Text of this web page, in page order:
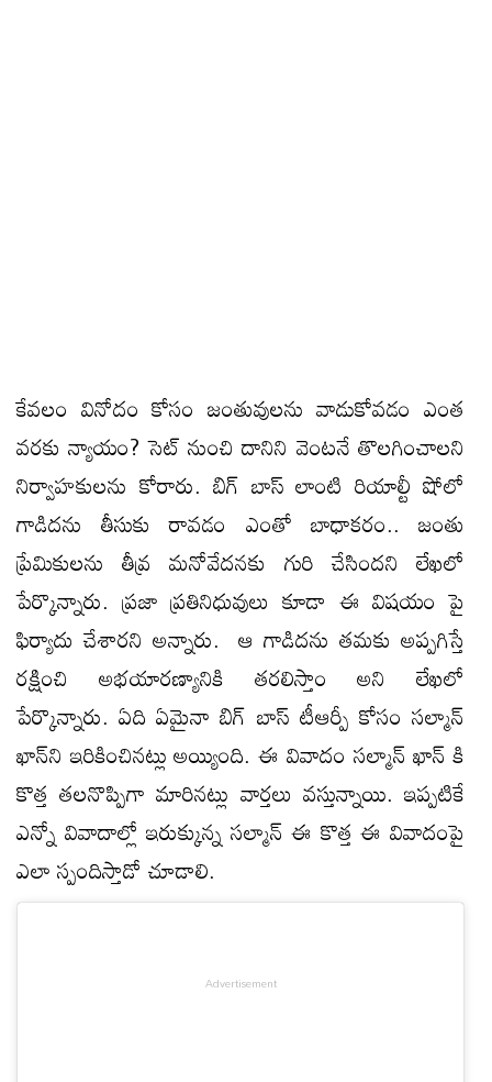
కేవలం వినోదం కోసం జంతువులను వాడుకోవడం ఎంత
వరకు న్యాయం? సెట్ నుంచి దానిని వెంటనే తొలగించాలని
నిర్వాహకులను కోరారు. బిగ్ బాస్ లాంటి రియాల్టీ షోలో
గాడిదను తీసుకు రావడం ఎంతో బాధాకరం.. జంతు
ప్రేమికులను తీవ్ర మనోవేదనకు గురి చేసిందని లేఖలో
పేర్కొన్నారు. ప్రజా ప్రతినిధువులు కూడా ఈ విషయం పై
ఫిర్యాదు చేశారని అన్నారు. ఆ గాడిదను తమకు అప్పగిస్తే
రక్షించి అభయారణ్యానికి తరలిస్తాం అని లేఖలో
పేర్కొన్నారు. ఏది ఏమైనా బిగ్ బాస్ టీఆర్పీ కోసం సల్మాన్
ఖాన్‌ని ఇరికించినట్లు అయ్యింది. ఈ వివాదం సల్మాన్ ఖాన్ కి
కొత్త తలనొప్పిగా మారినట్లు వార్తలు వస్తున్నాయి. ఇప్పటికే
ఎన్నో వివాదాల్లో ఇరుక్కున్న సల్మాన్ ఈ కొత్త ఈ వివాదంపై
ఎలా స్పందిస్తాడో చూడాలి.